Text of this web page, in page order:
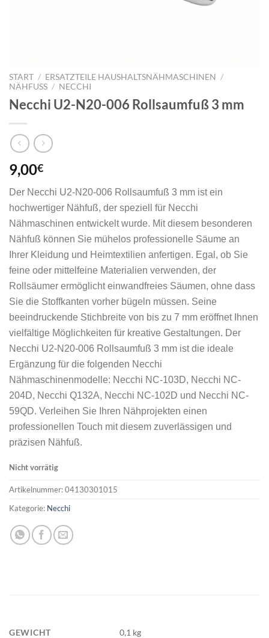
START / ERSATZTEILE HAUSHALTSNÄHMASCHINEN /
NÄHFUSS
/ NECCHI
Necchi U2-N20-006 Rollsaumfuß 3 mm
9,00€
Der Necchi U2-N20-006 Rollsaumfuß 3 mm ist ein
hochwertiger Nähfuß, der speziell für Necchi
Nähmaschinen entwickelt wurde. Mit diesem besonderen
Nähfuß können Sie mühelos professionelle Säume an
Ihrer Kleidung und Heimtextilien anfertigen. Egal, ob Sie
feine oder mittelfeine Materialien verwenden, der
Rollsäumer ermöglicht einwandfreies Säumen, ohne dass
Sie die Stoffkanten vorher bügeln müssen. Seine
beeindruckende Stichbreite von bis zu 7 mm eröffnet Ihnen
vielfältige Möglichkeiten für kreative Gestaltungen. Der
Necchi U2-N20-006 Rollsaumfuß 3 mm ist die ideale
Ergänzung für die folgenden Necchi
Nähmaschinenmodelle: Necchi NC-103D, Necchi NC-
204D, Necchi Q132A, Necchi NC-102D und Necchi NC-
59QD. Verleihen Sie Ihren Nähprojekten einen
professionellen Touch mit diesem zuverlässigen und
präzisen Nähfuß.
Nicht vorrätig
Artikelnummer:04130301015
Kategorie: Necchi
GEWICHT
0,1 kg